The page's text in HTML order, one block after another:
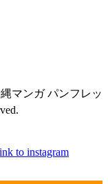
マンガ パンフレッ